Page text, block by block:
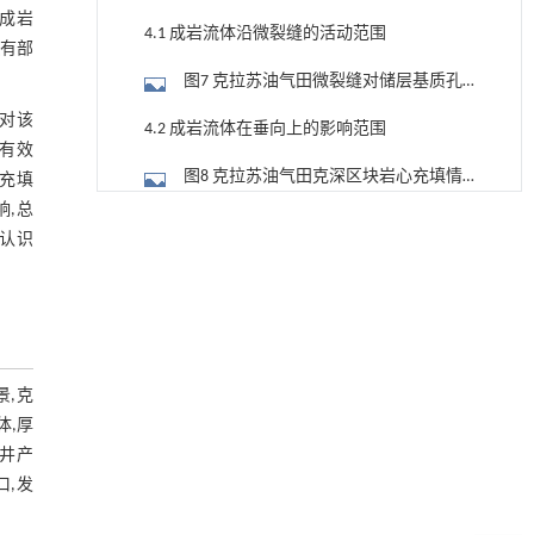
岩
部
该
效
填
,总
识
,克
,厚
产
,发
4.1 成岩流体沿微裂缝的活动范围
图7 克拉苏油气田微裂缝对储层基质孔
4.2 成岩流体在垂向上的影响范围
图8 克拉苏油气田克深区块岩心充填情